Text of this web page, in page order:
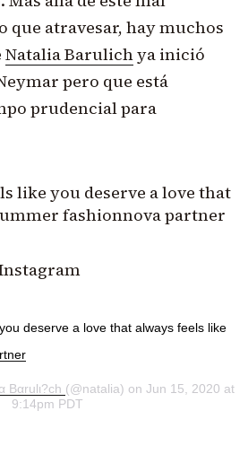
que atravesar, hay muchos
Natalia Barulichya inició
pero que está
prudencial para
like you deserve a love that
fashionnova partner
deserve a love that always feels like
Bαrulι?ch (@natalia) on Jun 15, 2020 at
9:14pm PDT